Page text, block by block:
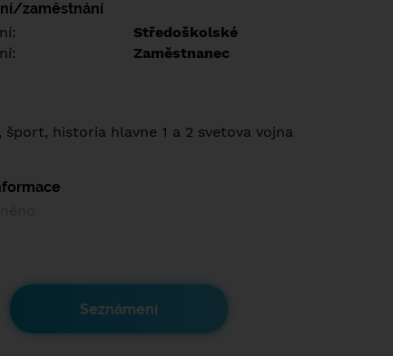
zaměstnání
Středoškolské
Zaměstnanec
šport, historia hlavne 1 a 2 svetova vojna
Seznámení